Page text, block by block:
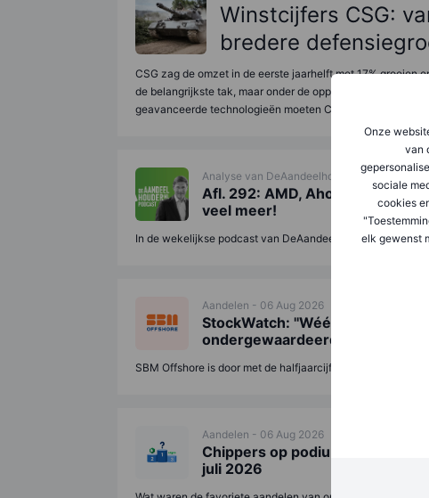
Onze
van
sociale
cookies
elk gewenst
Winstcijfers CSG:
bredere
CSG zag de omzet in de eerste jaarhelft met 17%
de belangrijkste tak, maar onder de oppervlakte verandert
geavanceerde technologieën moeten CSG minder
Analyse van DeAandeelhouder.nl - 23 hours
Afl. 292: AMD, Ahold, Wolters
veel meer!
In de wekelijkse podcast van DeAandeelhouder ontvangt
Aandelen - 06 Aug 2026
StockWatch: ''Wéér outlook- én
ondergewaardeerde parel''
SBM Offshore is door met de halfjaarcijfers en dat werd
Aandelen - 06 Aug 2026
Chippers op podium na wilde
juli 2026